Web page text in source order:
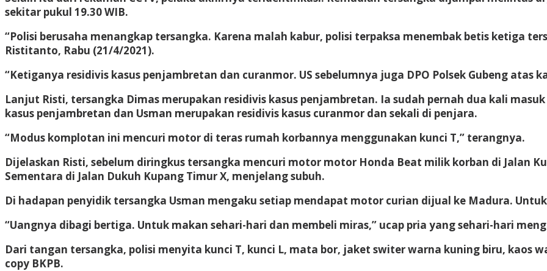
sekitar pukul 19.30 WIB.
“Polisi berusaha menangkap tersangka. Karena malah kabur, polisi terpaksa menembak betis ketiga
Ristitanto, Rabu (21/4/2021).
“Ketiganya residivis kasus penjambretan dan curanmor. US sebelumnya juga DPO Polsek Gubeng atas
Lanjut Risti, tersangka Dimas merupakan residivis kasus penjambretan. Ia sudah pernah dua kali
kasus penjambretan dan Usman merupakan residivis kasus curanmor dan sekali di penjara.
“Modus komplotan ini mencuri motor di teras rumah korbannya menggunakan kunci T,” terangnya.
Dijelaskan Risti, sebelum diringkus tersangka mencuri motor motor Honda Beat milik korban di Jalan
Sementara di Jalan Dukuh Kupang Timur X, menjelang subuh.
Di hadapan penyidik tersangka Usman mengaku setiap mendapat motor curian dijual ke Madura.
“Uangnya dibagi bertiga. Untuk makan sehari-hari dan membeli miras,” ucap pria yang sehari-hari
Dari tangan tersangka, polisi menyita kunci T, kunci L, mata bor, jaket switer warna kuning biru, kaos
copy BKPB.